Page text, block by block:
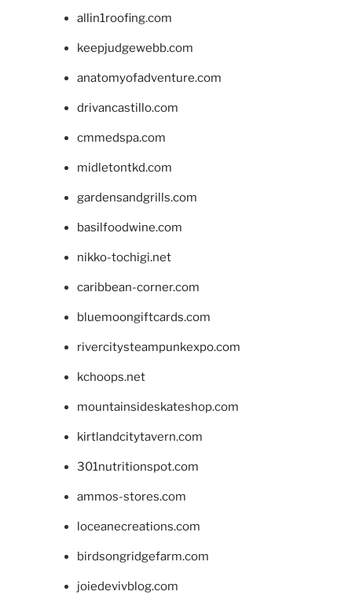
allin1roofing.com
keepjudgewebb.com
anatomyofadventure.com
drivancastillo.com
cmmedspa.com
midletontkd.com
gardensandgrills.com
basilfoodwine.com
nikko-tochigi.net
caribbean-corner.com
bluemoongiftcards.com
rivercitysteampunkexpo.com
kchoops.net
mountainsideskateshop.com
kirtlandcitytavern.com
301nutritionspot.com
ammos-stores.com
loceanecreations.com
birdsongridgefarm.com
joiedevivblog.com